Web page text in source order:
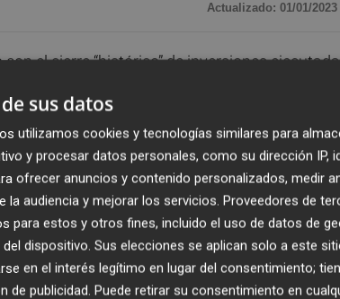
Actualizado: 01/01/2023
el cierre “histórico” de inversiones
obras impulsadas en el ejercicio recién
estas obras.
Riu Millars y Santa Quitèria, la compra de
del Auditori Les Boqueres, la reforma de
o las mejoras en los accesos al polígono
en este año de récord en obra pública: nuevo
sus datos
utilizamos cookies y tecnologías similares para
y procesar datos personales, como su dirección IP,
ofrecer anuncios y contenido personalizados, medir
la audiencia y mejorar los servicios. Proveedores de
para estos y otros fines, incluido el uso de datos de
dispositivo. Sus elecciones se aplican solo a este
en el interés legítimo en lugar del consentimiento;
de publicidad. Puede retirar su consentimiento en